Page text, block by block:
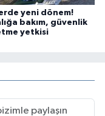
yeni dönem!
bakım, güvenlik
yetkisi